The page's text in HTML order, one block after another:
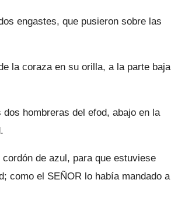
engastes, que pusieron sobre las
la coraza en su orilla, a la parte baja
hombreras del efod, abajo en la
de azul, para que estuviese
como el SEÑOR lo había mandado a